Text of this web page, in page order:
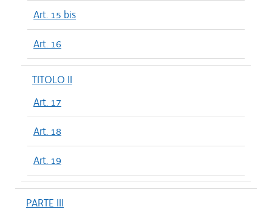
Art. 15 bis
Art. 16
TITOLO II
Art. 17
Art. 18
Art. 19
PARTE III